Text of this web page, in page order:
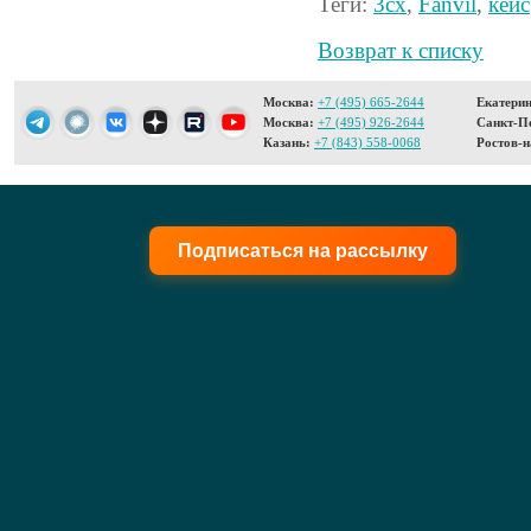
Возврат к списку
Москва: +7 (495) 665-2644
Москва: +7 (495) 926-2644
Казань: +7 (843) 558-0068
Санкт-
Ростов-
Подписаться на рассылку